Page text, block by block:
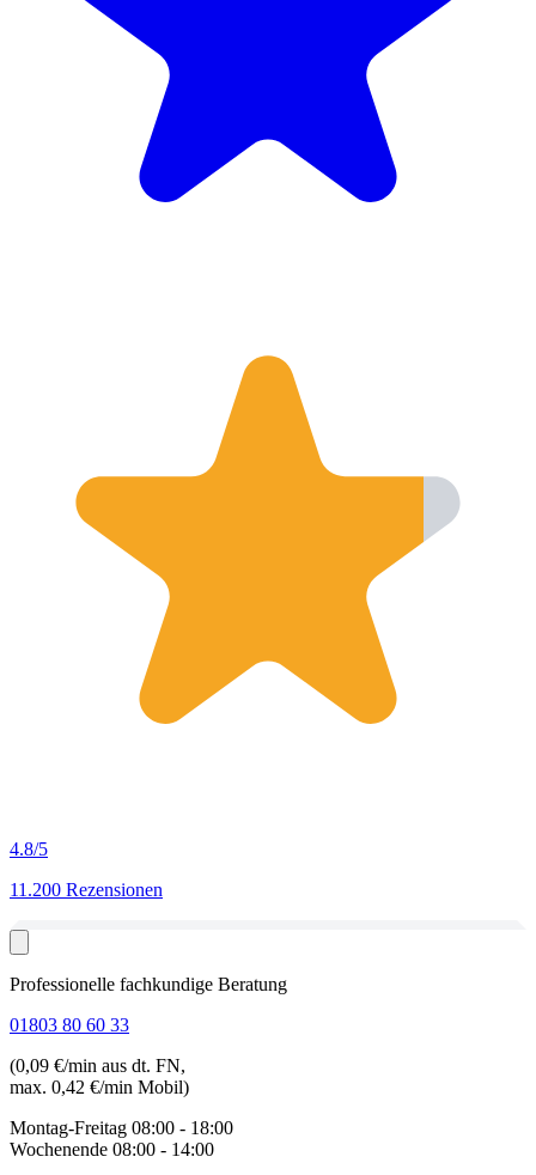
4.8/5
11.200 Rezensionen
Professionelle fachkundige Beratung
01803 80 60 33
(0,09 €/min aus dt. FN,
max. 0,42 €/min Mobil)
Montag-Freitag 08:00 - 18:00
Wochenende 08:00 - 14:00